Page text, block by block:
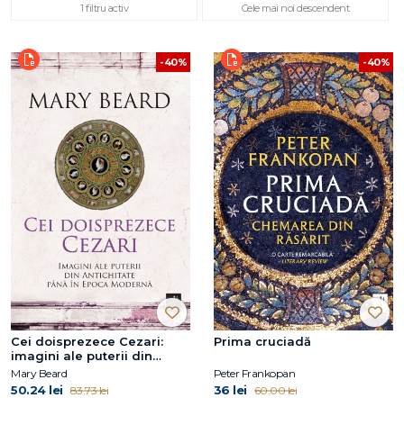
1 filtru activ Cele mai noi descendent
-40%
Cei doisprezece Cezari:
imagini ale puterii din
Antichitate până în Epoca
Modernă
Mary Beard
50.24 lei 83.73 lei
-40%
Prima cruciadă
Peter Frankopan
36 lei 60.00 lei